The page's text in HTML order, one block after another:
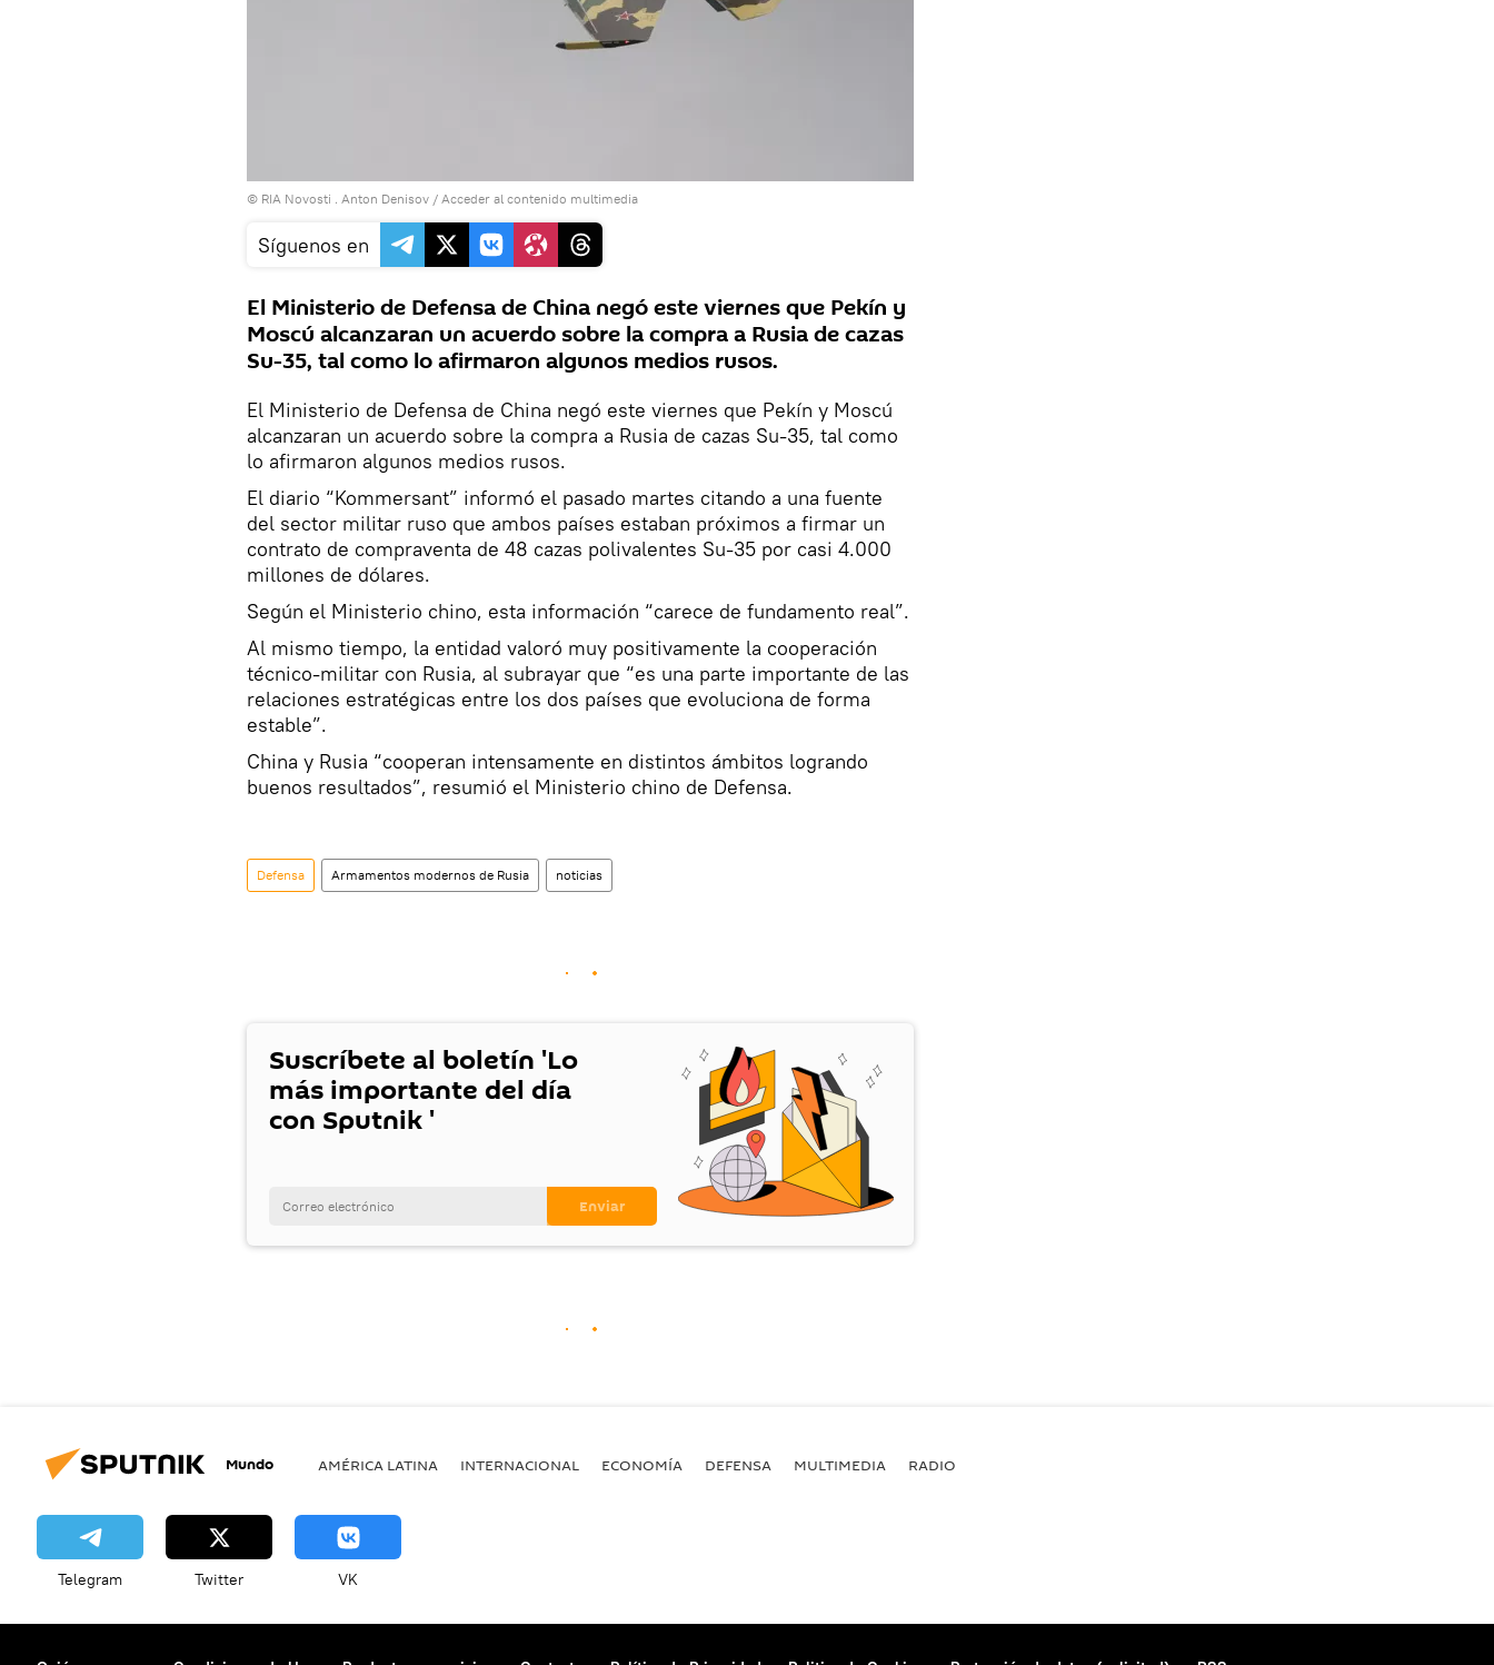
© RIA Novosti . Anton Denisov / Acceder al contenido multimedia
Síguenos en
El Ministerio de Defensa de China negó este viernes que Pekín y
Moscú alcanzaran un acuerdo sobre la compra a Rusia de cazas
Su-35, tal como lo afirmaron algunos medios rusos.
El Ministerio de Defensa de China negó este viernes que Pekín y Moscú
alcanzaran un acuerdo sobre la compra a Rusia de cazas Su-35, tal como
lo afirmaron algunos medios rusos.
El diario “Kommersant” informó el pasado martes citando a una fuente
del sector militar ruso que ambos países estaban próximos a firmar un
contrato de compraventa de 48 cazas polivalentes Su-35 por casi 4.000
millones de dólares.
Según el Ministerio chino, esta información “carece de fundamento real”.
Al mismo tiempo, la entidad valoró muy positivamente la cooperación
técnico-militar con Rusia, al subrayar que “es una parte importante de las
relaciones estratégicas entre los dos países que evoluciona de forma
estable”.
China y Rusia “cooperan intensamente en distintos ámbitos logrando
buenos resultados”, resumió el Ministerio chino de Defensa.
Defensa Armamentos modernos de Rusia noticias
Suscríbete al boletín 'Lo
más importante del día
con Sputnik '
Mundo AMÉRICA LATINA INTERNACIONAL ECONOMÍA DEFENSA MULTIMEDIA RADIO
Telegram Twitter VK